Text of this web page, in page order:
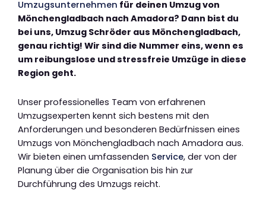
Umzugsunternehmen für deinen Umzug von
Mönchengladbach nach Amadora? Dann bist du
bei uns, Umzug Schröder aus Mönchengladbach,
genau richtig! Wir sind die Nummer eins, wenn es
um reibungslose und stressfreie Umzüge in diese
Region geht.
Unser professionelles Team von erfahrenen
Umzugsexperten kennt sich bestens mit den
Anforderungen und besonderen Bedürfnissen eines
Umzugs von Mönchengladbach nach Amadora aus.
Wir bieten einen umfassenden Service, der von der
Planung über die Organisation bis hin zur
Durchführung des Umzugs reicht.